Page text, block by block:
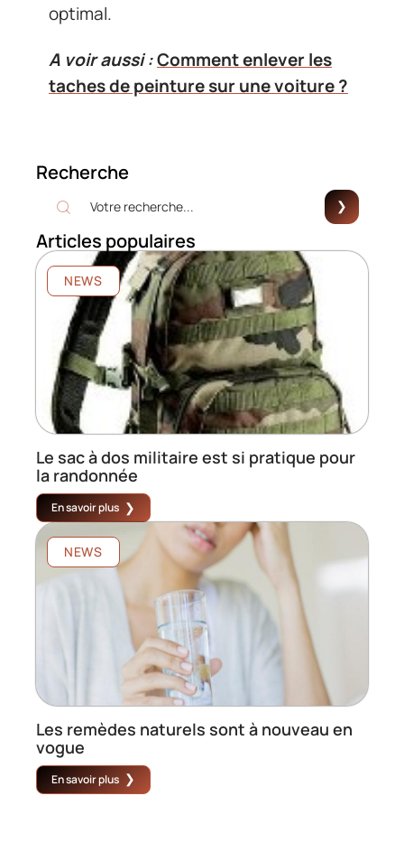
optimal.
A voir aussi :Comment enlever les
taches de peinture sur une voiture ?
Recherche
Articles populaires
NEWS
Le sac à dos militaire est si pratique pour
la randonnée
En savoir plus
NEWS
Les remèdes naturels sont à nouveau en
vogue
En savoir plus